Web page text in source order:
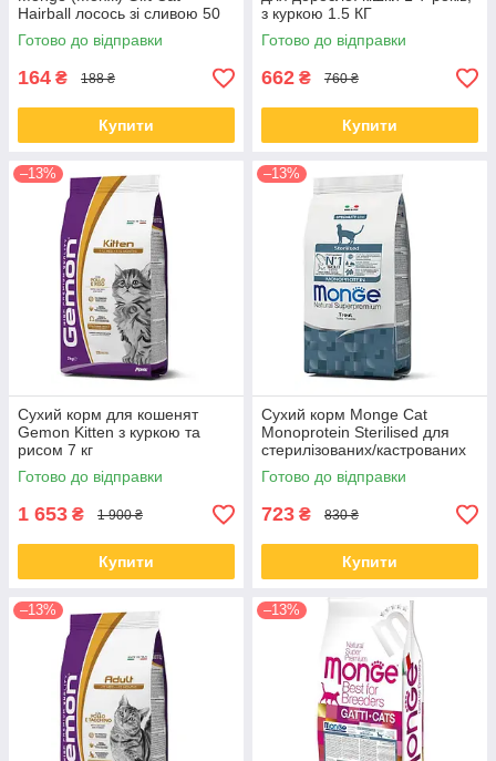
життєво важливих елементів і допоможуть коту нормально
рости і розвиватися. Не витрачайте часу дарма — набирайте
вже сьогодні!
Hairball лосось зі сливою 50
гр
Готово до відправки
164 ₴ 188 ₴
Купити
з куркою 1.5 КГ
Готово до відправки
662 ₴ 760 ₴
Купити
–13%
Сухий корм для кошенят
Gemon Kitten з куркою та
рисом 7 кг
Готово до відправки
1 653 ₴ 1 900 ₴
Купити
–13%
Сухий корм Monge Cat
Monoprotein Sterilised для
стерилізованих/кастрованих
котів із фореллю 1.5 КГ
Готово до відправки
723 ₴ 830 ₴
Купити
–13% –13%